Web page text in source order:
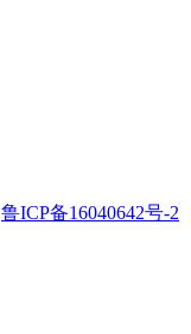
鲁ICP备16040642号-2